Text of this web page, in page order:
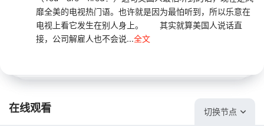
靡全美的电视热门语。也许就是因为最怕听到，所以乐意在
电视上看它发生在别人身上。 其实就算美国人说话直
接，公司解雇人也不会说...全文
在线观看 切换节点